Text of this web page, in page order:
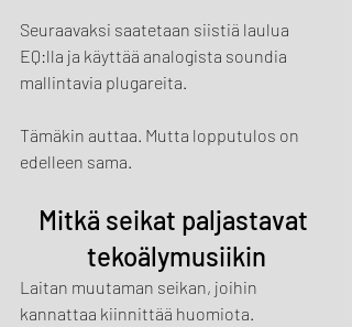
Seuraavaksi saatetaan siistiä laulua
EQ:lla ja käyttää analogista soundia
mallintavia plugareita.
Tämäkin auttaa. Mutta lopputulos on
edelleen sama.
Mitkä seikat paljastavat
tekoälymusiikin
Laitan muutaman seikan, joihin
kannattaa kiinnittää huomiota.